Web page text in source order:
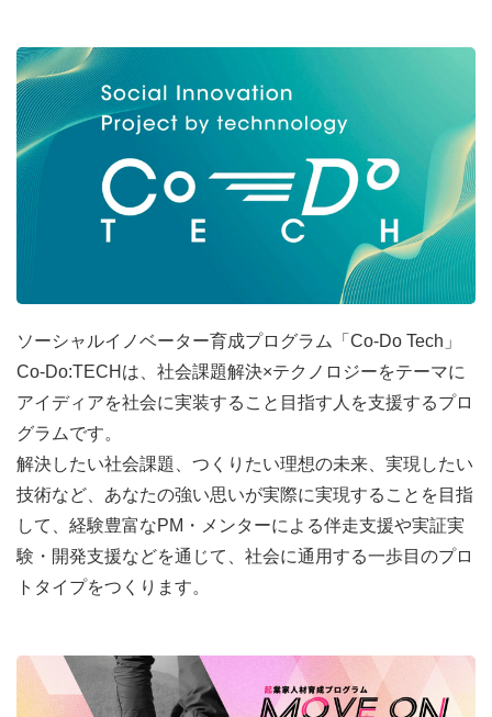
ソーシャルイノベーター育成プログラム「Co-Do Tech」
Co-Do:TECHは、社会課題解決×テクノロジーをテーマに
アイディアを社会に実装すること目指す人を支援するプロ
グラムです。
解決したい社会課題、つくりたい理想の未来、実現したい
技術など、あなたの強い思いが実際に実現することを目指
して、経験豊富なPM・メンターによる伴走支援や実証実
験・開発支援などを通じて、社会に通用する一歩目のプロ
トタイプをつくります。